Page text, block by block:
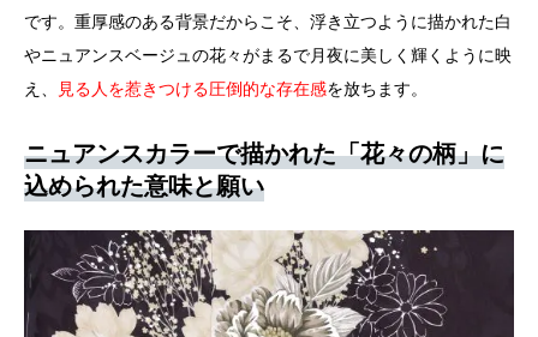
です。重厚感のある背景だからこそ、浮き立つように描かれた白
やニュアンスベージュの花々がまるで月夜に美しく輝くように映
え、
見る人を惹きつける圧倒的な存在感を放ちます。
ニュアンスカラーで描かれた「花々の柄」に
込められた意味と願い